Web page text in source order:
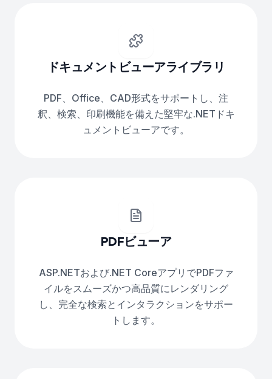
ドキュメントビューアライブラリ
PDF、Office、CAD形式をサポートし、注
釈、検索、印刷機能を備えた堅牢な.NETドキ
ュメントビューアです。
PDFビューア
ASP.NETおよび.NET CoreアプリでPDFファ
イルをスムーズかつ高品質にレンダリング
し、完全な検索とインタラクションをサポー
トします。